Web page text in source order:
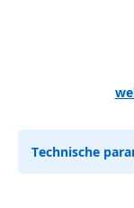
Technische